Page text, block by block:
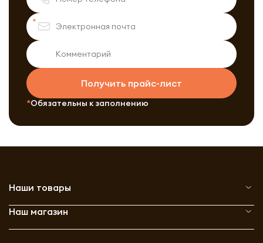
Получить прайс-лист
Обязательны к заполнению
Наши товары
Наш магазин